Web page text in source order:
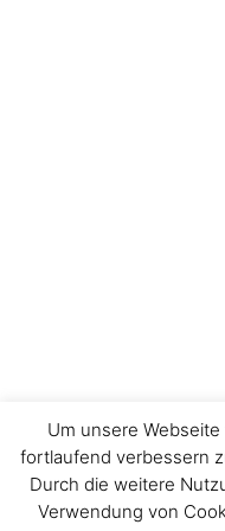
Um unsere
fortlaufend verbessern
Durch die weitere
Verwendung von